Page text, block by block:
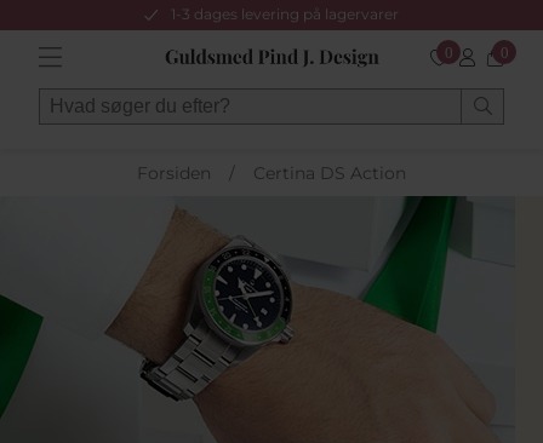
1-3 dages levering på lagervarer
0 0
Forsiden / Certina DS Action